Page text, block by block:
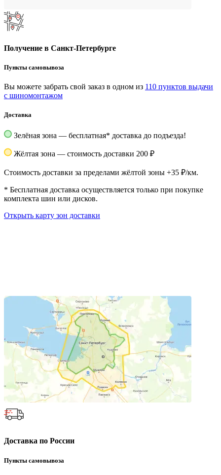
Получение в Санкт-Петербурге
Пункты самовывоза
Вы можете забрать свой заказ в одном из 110 пунктов выдачи
с шиномонтажом
Доставка
Зелёная зона — бесплатная* доставка до подъезда!
Жёлтая зона — стоимость доставки 200 ₽
Стоимость доставки за пределами жёлтой зоны +35 ₽/км.
* Бесплатная доставка осуществляется только при покупке
комплекта шин или дисков.
Открыть карту зон доставки
Доставка по России
Пункты самовывоза